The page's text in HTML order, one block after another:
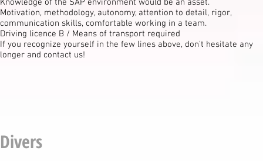
Knowledge of the SAP environment would be an asset.
Motivation, methodology, autonomy, attention to detail, rigor,
communication skills, comfortable working in a team.
Driving licence B / Means of transport required
If you recognize yourself in the few lines above, don't hesitate any
longer and contact us!
Divers